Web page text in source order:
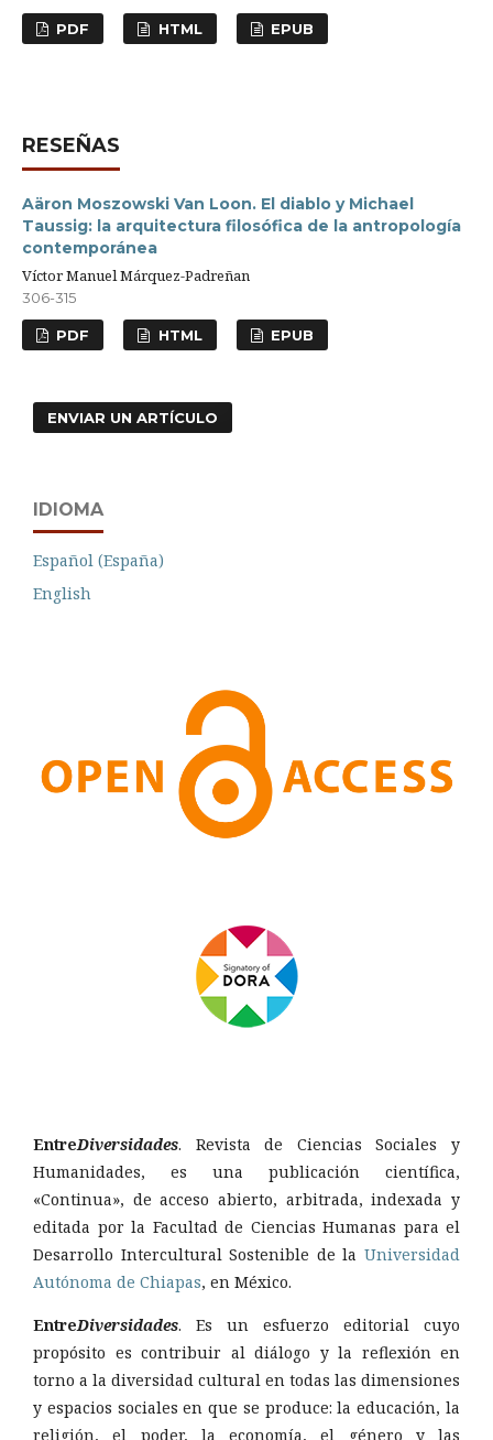
PDF HTML EPUB
RESEÑAS
Aäron Moszowski Van Loon. El diablo y Michael
Taussig: la arquitectura filosófica de la antropología
contemporánea
Víctor Manuel Márquez-Padreñan
306-315
PDF HTML EPUB
ENVIAR UN ARTÍCULO
IDIOMA
Español (España)
English
EntreDiversidades. Revista de Ciencias Sociales y
Humanidades, es una publicación científica,
«Continua», de acceso abierto, arbitrada, indexada y
editada por la Facultad de Ciencias Humanas para el
Desarrollo Intercultural Sostenible de la Universidad
Autónoma de Chiapas, en México.
EntreDiversidades. Es un esfuerzo editorial cuyo
propósito es contribuir al diálogo y la reflexión en
torno a la diversidad cultural en todas las dimensiones
y espacios sociales en que se produce: la educación, la
religión, el poder, la economía, el género y las